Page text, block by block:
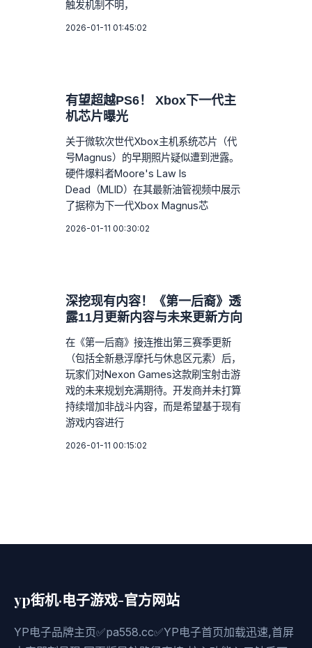
触发机制不明，
2026-01-11 01:45:02
有望超越PS6！ Xbox下一代主
机芯片曝光
关于微软次世代Xbox主机系统芯片（代
号Magnus）的早期照片疑似遭到泄露。
硬件爆料者Moore's Law Is
Dead（MLID）在其最新油管视频中展示
了据称为下一代Xbox Magnus芯
2026-01-11 00:30:02
深挖现有内容！《第一后裔》透
露11月更新内容与未来更新方向
在《第一后裔》接连推出第三赛季更新
（包括全新悬浮摩托与休息区元素）后，
玩家们对Nexon Games这款刷宝射击游
戏的未来规划充满期待。开发商并未打算
持续增加非战斗内容，而是希望基于现有
游戏内容进行
2026-01-11 00:15:02
yp街机·电子游戏-官方网站
YP电子品牌主页✅pa558.cc✅YP电子首页加载迅速,首屏